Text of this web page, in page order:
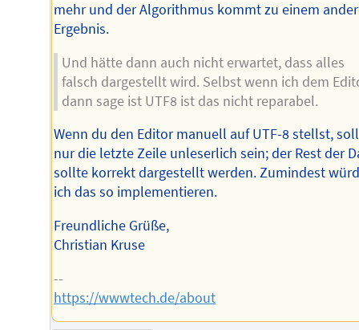
mehr und der Algorithmus kommt zu einem
Ergebnis.
Und hätte dann auch nicht erwartet, dass alles
falsch dargestellt wird. Selbst wenn ich dem
dann sage ist UTF8 ist das nicht reparabel.
Wenn du den Editor manuell auf UTF-8 stellst,
nur die letzte Zeile unleserlich sein; der Rest der
sollte korrekt dargestellt werden. Zumindest
ich das so implementieren.
Freundliche Grüße,
Christian Kruse
--
https://wwwtech.de/about